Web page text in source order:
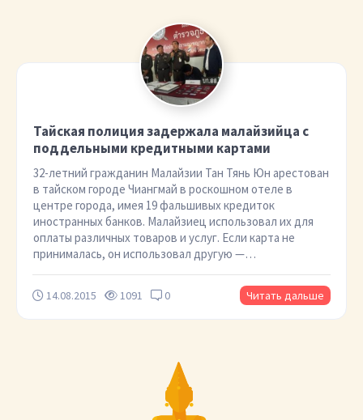
Тайская полиция задержала малайзийца с
поддельными кредитными картами
32-летний гражданин Малайзии Тан Тянь Юн арестован
в тайском городе Чиангмай в роскошном отеле в
центре города, имея 19 фальшивых кредиток
иностранных банков. Малайзиец использовал их для
оплаты различных товаров и услуг. Если карта не
принималась, он использовал другую —…
14.08.2015 1091 0 Читать дальше